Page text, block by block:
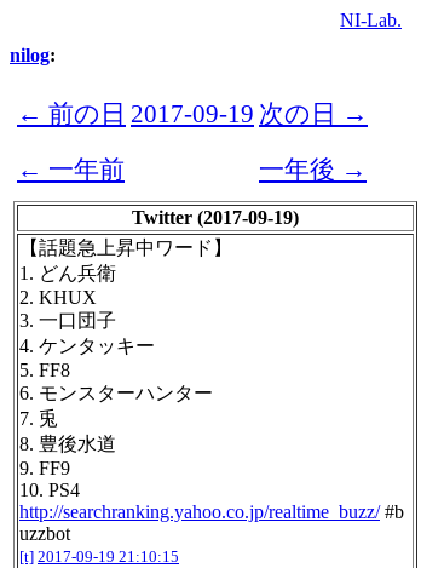
NI-Lab.
nilog:
← 前の日 2017-09-19 次の日 →
← 一年前
一年後 →
Twitter (2017-09-19)
【話題急上昇中ワード】
1. どん兵衛
2. KHUX
3. 一口団子
4. ケンタッキー
5. FF8
6. モンスターハンター
7. 兎
8. 豊後水道
9. FF9
10. PS4
http://searchranking.yahoo.co.jp/realtime_buzz/#b
uzzbot
[t] 2017-09-19 21:10:15